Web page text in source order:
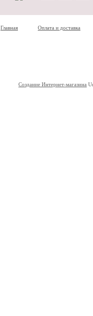
Главная Оплата и доставка
Создание Интернет-магазина